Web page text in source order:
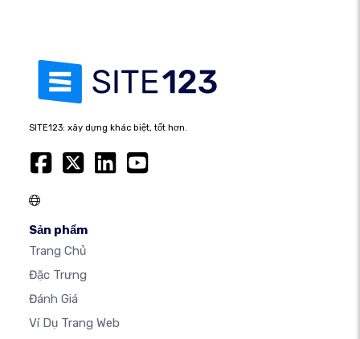
SITE123: xây dựng khác biệt, tốt hơn.
Sản phẩm
Trang Chủ
Đặc Trưng
Đánh Giá
Ví Dụ Trang Web